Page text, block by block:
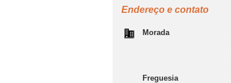
Endereço e contato
Morada
Freguesia